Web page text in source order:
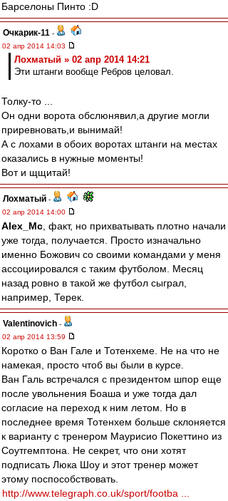
Барселоны Пинто :D
Очкарик-11 -
02 апр 2014 14:03
Лохматый » 02 апр 2014 14:21
Эти штанги вообще Ребров целовал.
Толку-то ...
Он одни ворота обслюнявил,а другие могли
приревновать,и вынимай!
А с лохами в обоих воротах штанги на местах
оказались в нужные моменты!
Вот и щщитай!
Лохматый -
02 апр 2014 14:00
Alex_Mc , факт, но прихватывать плотно начали
уже тогда, получается. Просто изначально
именно Божович со своими командами у меня
ассоциировался с таким футболом. Месяц
назад ровно в такой же футбол сыграл,
например, Терек.
Valentinovich -
02 апр 2014 13:59
Коротко о Ван Гале и Тотенхеме. Не на что не
намекая, просто чтоб вы были в курсе.
Ван Галь встречался с президентом шпор еще
после увольнения Боаша и уже тогда дал
согласие на переход к ним летом. Но в
последнее время Тотенхем больше склоняется
к варианту с тренером Маурисио Покеттино из
Соутгемптона. Не секрет, что они хотят
подписать Люка Шоу и этот тренер может
этому поспособствовать.
http://www.telegraph.co.uk/sport/footba ...